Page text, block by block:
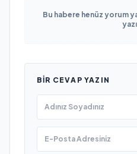
Bu habere henüz yorum
BIR CEVAP YAZIN